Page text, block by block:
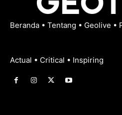
Beranda • Tentang • Geolive •
Actual • Critical • Inspiring